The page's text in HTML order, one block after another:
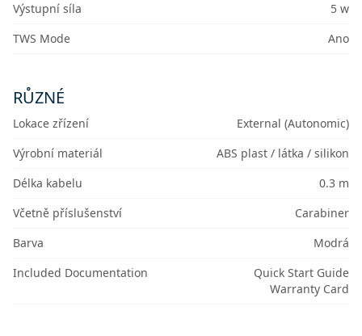
Výstupní síla
5 w
TWS Mode
Ano
RŮZNÉ
Lokace zřízení
External (Autonomic)
Výrobní materiál
ABS plast / látka / silikon
Délka kabelu
0.3 m
Včetně příslušenství
Carabiner
Barva
Modrá
Included Documentation
Quick Start Guide
Warranty Card